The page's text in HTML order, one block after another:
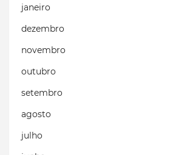
janeiro
dezembro
novembro
outubro
setembro
agosto
julho